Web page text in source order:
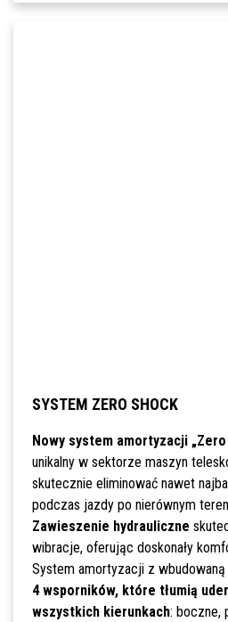
SYSTEM ZERO SHOCK
Nowy system amortyzacji
unikalny w sektorze maszyn
skutecznie eliminować nawet
podczas jazdy po nierównym
Zawieszenie hydrauliczne
wibracje, oferując doskonały
System amortyzacji z wbudowaną
4 wsporników, które tłumią
wszystkich kierunkach: boczne,